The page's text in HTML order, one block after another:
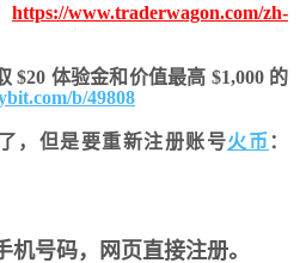
https://www.traderwagon.com/zh-
$20 体验金和价值最高 $1,000 的
b/49808
，但是要重新注册账号火币 ：
机号码，网页直接注册。